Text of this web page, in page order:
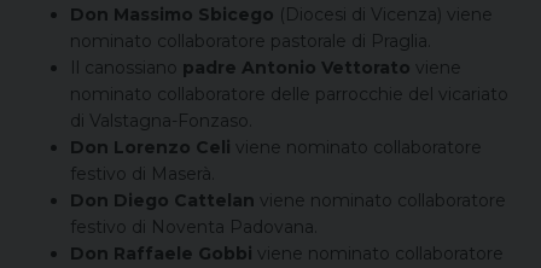
Don Massimo Sbicego (Diocesi di Vicenza) viene
nominato collaboratore pastorale di Praglia.
Il canossiano padre Antonio Vettorato viene
nominato collaboratore delle parrocchie del vicariato
di Valstagna-Fonzaso.
Don Lorenzo Celi viene nominato collaboratore
festivo di Maserà.
Don Diego Cattelan viene nominato collaboratore
festivo di Noventa Padovana.
Don Raffaele Gobbi viene nominato collaboratore